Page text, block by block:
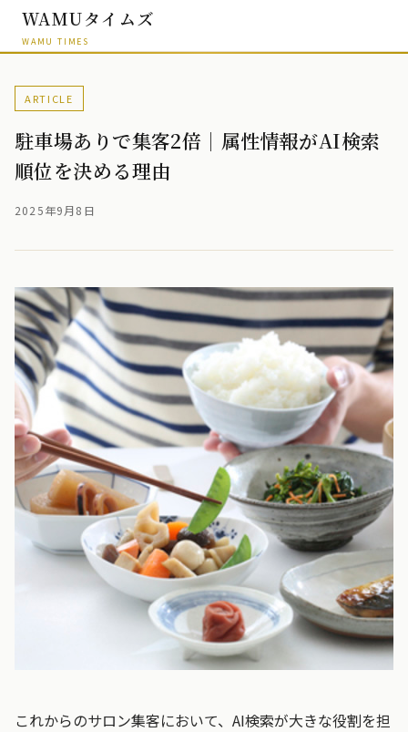
WAMUタイムズ
WAMU TIMES
ARTICLE
駐車場ありで集客2倍｜属性情報がAI検索
順位を決める理由
2025年9月8日
これからのサロン集客において、AI検索が大きな役割を担